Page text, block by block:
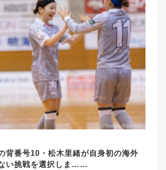
背番号10・松木里緒が自身初の海外
い挑戦を選択しま……